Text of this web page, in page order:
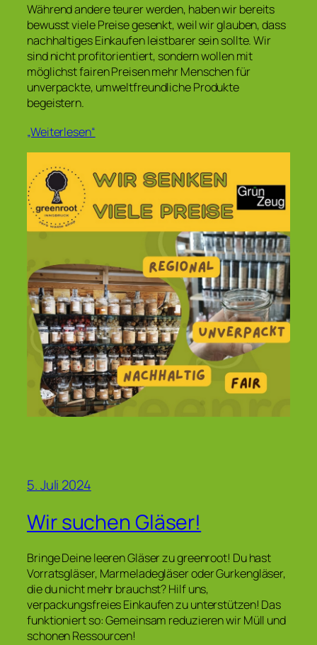
Während andere teurer werden, haben wir bereits
bewusst viele Preise gesenkt, weil wir glauben, dass
nachhaltiges Einkaufen leistbarer sein sollte. Wir
sind nicht profitorientiert, sondern wollen mit
möglichst fairen Preisen mehr Menschen für
unverpackte, umweltfreundliche Produkte
begeistern.
„Weiterlesen“
5. Juli 2024
Wir suchen Gläser!
Bringe Deine leeren Gläser zu greenroot! Du hast
Vorratsgläser, Marmeladegläser oder Gurkengläser,
die du nicht mehr brauchst? Hilf uns,
verpackungsfreies Einkaufen zu unterstützen! Das
funktioniert so: Gemeinsam reduzieren wir Müll und
schonen Ressourcen!